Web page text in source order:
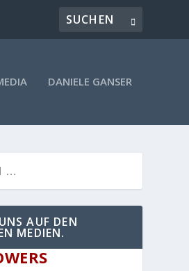
DANIELE GANSER
AUF DEN
MEDIEN.